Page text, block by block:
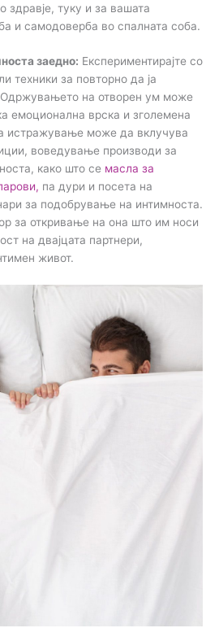
здравје, туку и за вашата
и самодоверба во спалната соба.
заедно: Експериментирајте со
техники за повторно да ја
Одржувањето на отворен ум може
емоционална врска и зголемена
истражување може да вклучува
воведување производи за
како што се масла за
па дури и посета на
за подобрување на интимноста.
за откривање на она што им носи
на двајцата партнери,
живот.